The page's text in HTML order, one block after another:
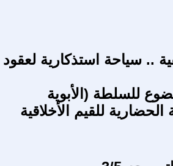
سياحة استذكارية لعقود
للسلطة (الأبوية
للقيم الأخلاقية